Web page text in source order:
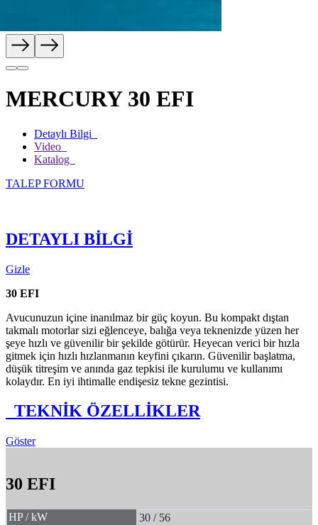
MERCURY 30 EFI
Detaylı Bilgi
Video
Katalog
TALEP FORMU
DETAYLI BİLGİ
Gizle
30 EFI
Avucunuzun içine inanılmaz bir güç koyun. Bu kompakt dıştan
takmalı motorlar sizi eğlenceye, balığa veya teknenizde yüzen her
şeye hızlı ve güvenilir bir şekilde götürür. Heyecan verici bir hızla
gitmek için hızlı hızlanmanın keyfini çıkarın. Güvenilir başlatma,
düşük titreşim ve anında gaz tepkisi ile kurulumu ve kullanımı
kolaydır. En iyi ihtimalle endişesiz tekne gezintisi.
TEKNİK ÖZELLİKLER
Göster
30 EFI
HP / kW 30 / 56